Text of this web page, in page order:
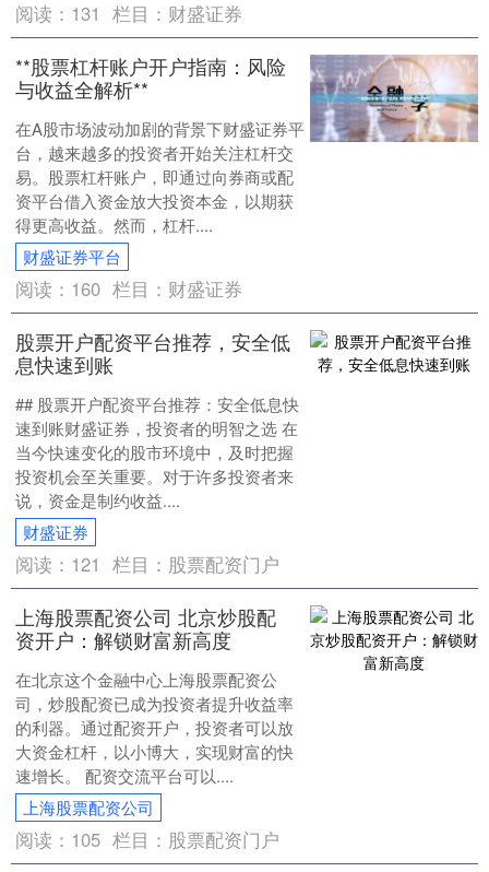
阅读： 131 栏目： 财盛证券
**股票杠杆账户开户指南：风险
与收益全解析**
在A股市场波动加剧的背景下财盛证券平
台，越来越多的投资者开始关注杠杆交
易。股票杠杆账户，即通过向券商或配
资平台借入资金放大投资本金，以期获
得更高收益。然而，杠杆....
财盛证券平台
阅读： 160 栏目： 财盛证券
股票开户配资平台推荐，安全低
息快速到账
## 股票开户配资平台推荐：安全低息快
速到账财盛证券，投资者的明智之选 在
当今快速变化的股市环境中，及时把握
投资机会至关重要。对于许多投资者来
说，资金是制约收益....
财盛证券
阅读： 121 栏目： 股票配资门户
上海股票配资公司 北京炒股配
资开户：解锁财富新高度
在北京这个金融中心上海股票配资公
司，炒股配资已成为投资者提升收益率
的利器。通过配资开户，投资者可以放
大资金杠杆，以小博大，实现财富的快
速增长。 配资交流平台可以....
上海股票配资公司
阅读： 105 栏目： 股票配资门户